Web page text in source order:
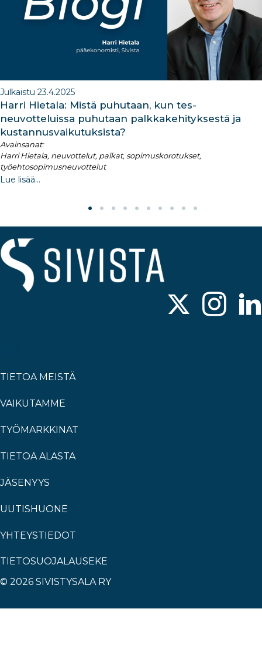
Julkaistu 23.4.2025
Harri Hietala: Mistä puhutaan, kun tes-
neuvotteluissa puhutaan palkkakehityksestä ja
kustannusvaikutuksista?
Avainsanat:
Harri Hietala, neuvottelut, palkat, sopimuskorotukset,
työehtosopimusneuvottelut
Lue lisää...
TIETOA MEISTÄ
VAIKUTAMME
TYÖMARKKINAT
TIETOA ALASTA
JÄSENYYS
UUTISHUONE
YHTEYSTIEDOT
TIETOSUOJALAUSEKE
© 2026 SIVISTYSALA RY